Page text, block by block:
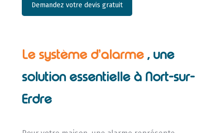
Demandez votre devis gratuit
Le système d’alarme , une
solution essentielle à Nort-sur-
Erdre